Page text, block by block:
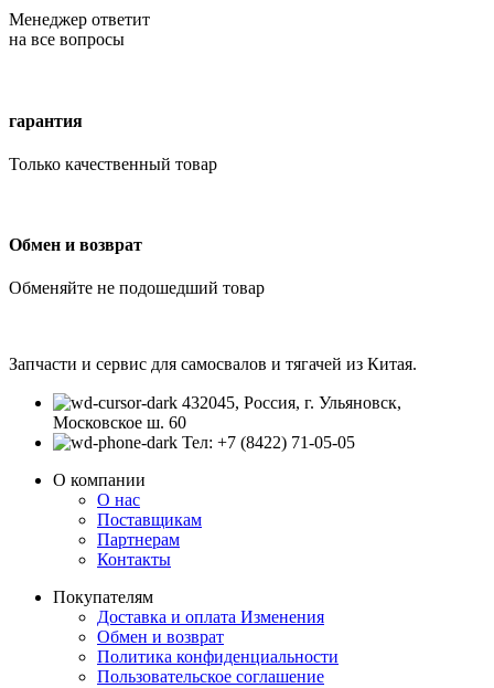
Менеджер ответит
на все вопросы
гарантия
Только качественный товар
Обмен и возврат
Обменяйте не подошедший товар
Запчасти и сервис для самосвалов и тягачей из Китая.
432045, Россия, г. Ульяновск,
Московское ш. 60
Тел: +7 (8422) 71-05-05
О компании
О нас
Поставщикам
Партнерам
Контакты
Покупателям
Доставка и оплата Изменения
Обмен и возврат
Политика конфиденциальности
Пользовательское соглашение